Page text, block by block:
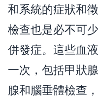
和系統的症狀和
檢查也是必不可
併發症。這些血
一次，包括甲狀
腺和腦垂體檢查